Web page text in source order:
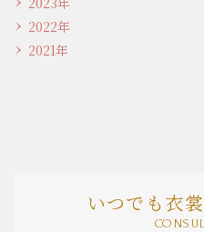
2022年
2021年
いつでも衣